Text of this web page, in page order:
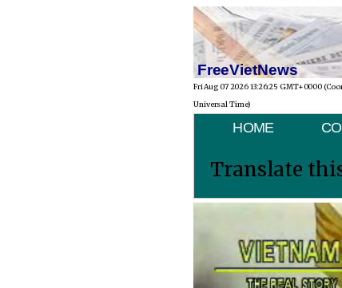
FreeVietNews
Fri Aug 07 2026 13:26:25 GMT+0000
Universal Time)
HOME
Translate